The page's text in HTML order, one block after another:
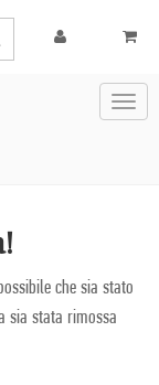
che sia stato
sia stata rimossa